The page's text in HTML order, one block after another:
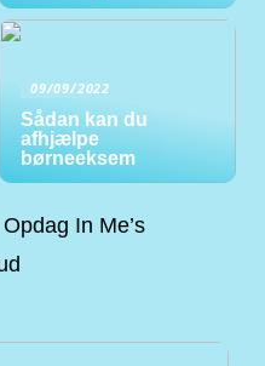
09/09/2022
Sådan kan du
afhjælpe
børneeksem
In Me’s